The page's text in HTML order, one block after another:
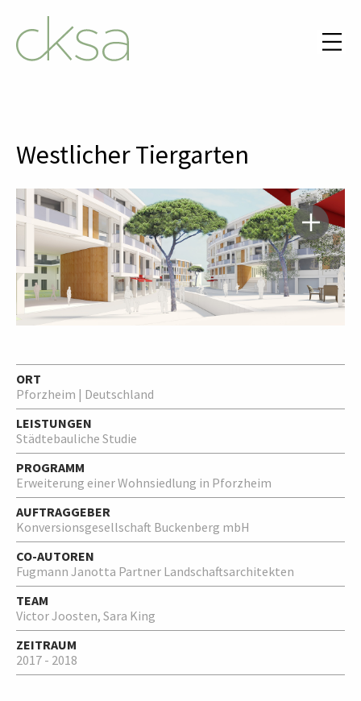
Westlicher Tiergarten
ORT
Pforzheim | Deutschland
LEISTUNGEN
Städtebauliche Studie
PROGRAMM
Erweiterung einer Wohnsiedlung in Pforzheim
AUFTRAGGEBER
Konversionsgesellschaft Buckenberg mbH
CO-AUTOREN
Fugmann Janotta Partner Landschaftsarchitekten
TEAM
Victor Joosten, Sara King
ZEITRAUM
2017 - 2018